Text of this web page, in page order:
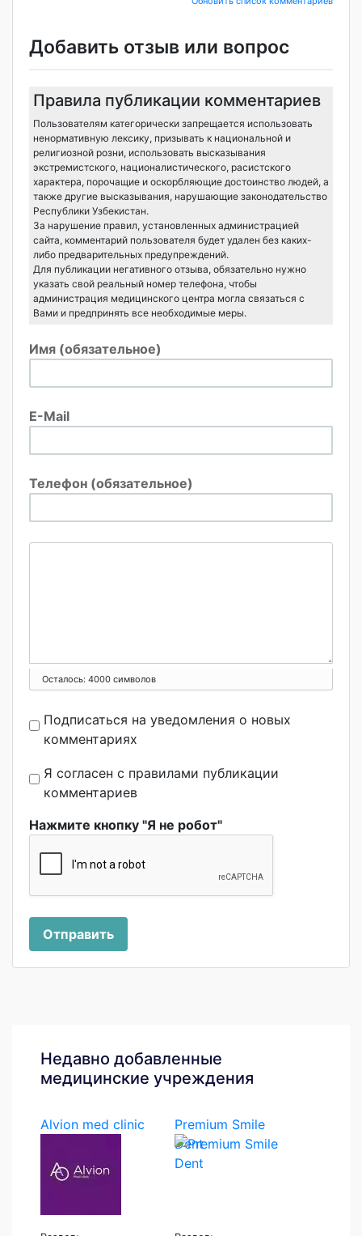
Добавить отзыв или вопрос
Правила публикации комментариев
Пользователям категорически запрещается использовать
ненормативную лексику, призывать к национальной и
религиозной розни, использовать высказывания
экстремистского, националистического, расистского
характера, порочащие и оскорбляющие достоинство людей, а
также другие высказывания, нарушающие законодательство
Республики Узбекистан.
За нарушение правил, установленных администрацией
сайта, комментарий пользователя будет удален без каких-
либо предварительных предупреждений.
Для публикации негативного отзыва, обязательно нужно
указать свой реальный номер телефона, чтобы
администрация медицинского центра могла связаться с
Вами и предпринять все необходимые меры.
Имя (обязательное)
E-Mail
Телефон (обязательное)
Осталось: 4000 символов
Подписаться на уведомления о новых
комментариях
Я согласен с правилами публикации
комментариев
Нажмите кнопку "Я не робот"
Отправить
Недавно добавленные
медицинские учреждения
Alvion med clinic
Premium Smile
Dent